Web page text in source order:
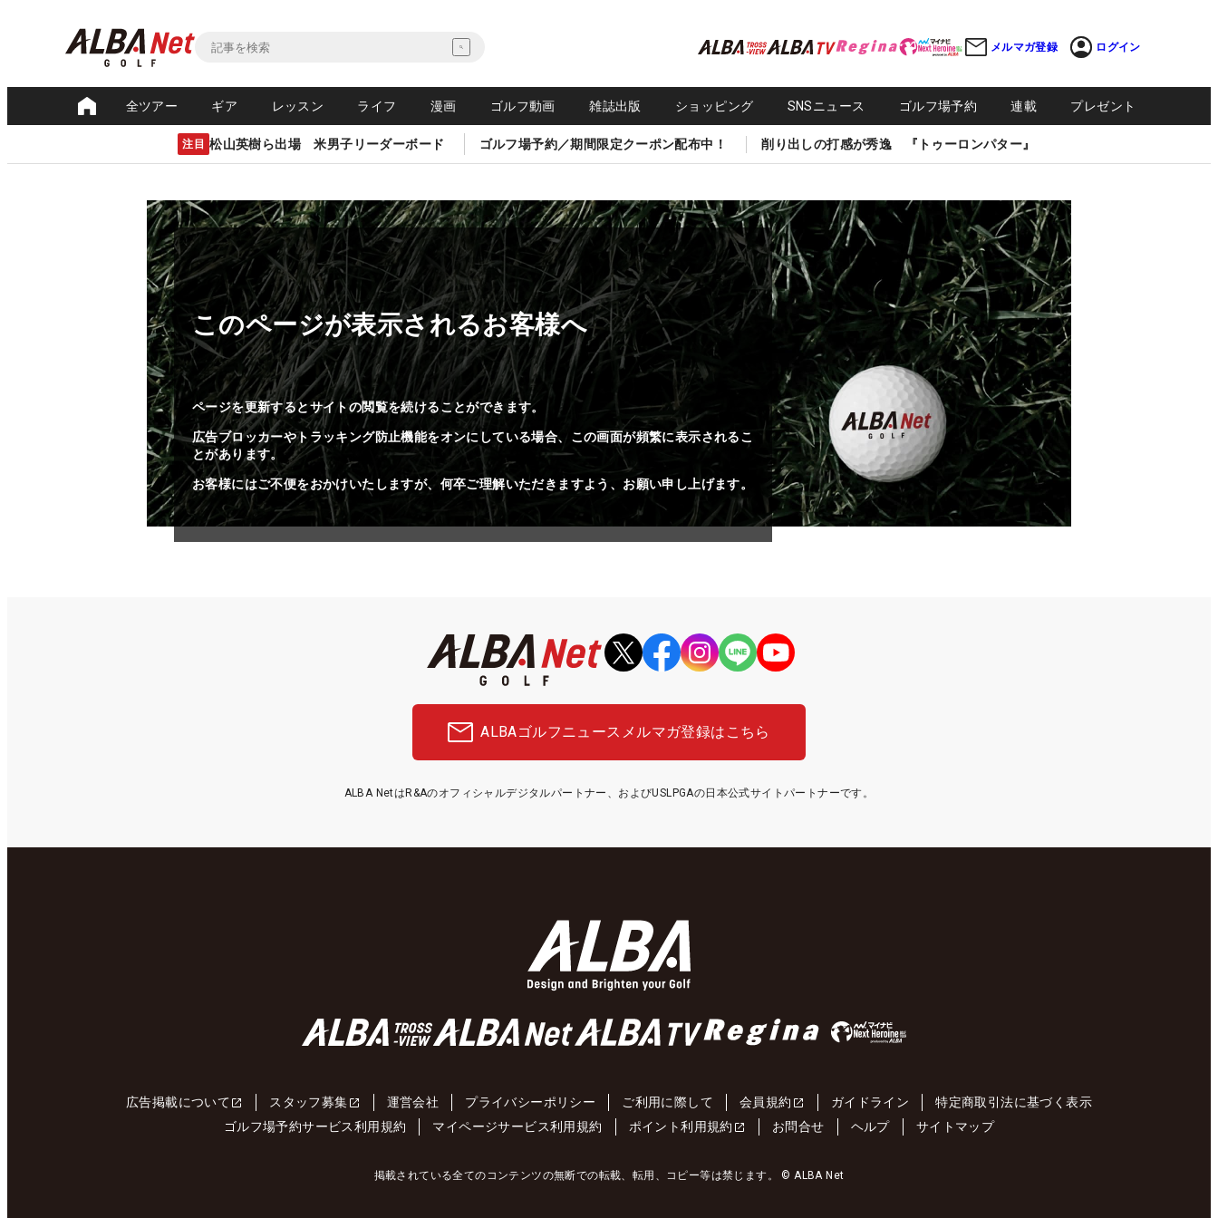
メルマガ登録 ログイン
全ツアー ギア レッスン ライフ 漫画 ゴルフ動画 雑誌出版 ショッピング SNSニュース ゴルフ場予約 連載 プレゼント
注目 松山英樹ら出場 米男子リーダーボード ゴルフ場予約／期間限定クーポン配布中！ 削り出しの打感が秀逸 『トゥーロンパター』
このページが表示されるお客様へ
ページを更新するとサイトの閲覧を続けることができます。
広告ブロッカーやトラッキング防止機能をオンにしている場合、この画面が頻繁に表示されるこ
とがあります。
お客様にはご不便をおかけいたしますが、何卒ご理解いただきますよう、お願い申し上げます。
ALBAゴルフニュース メルマガ登録はこちら
ALBA NetはR&Aのオフィシャルデジタルパートナー、およびUSLPGAの日本公式サイトパートナーです。
広告掲載について スタッフ募集 運営会社 プライバシーポリシー ご利用に際して 会員規約 ガイドライン
特定商取引法に基づく表示
ゴルフ場予約サービス利用規約
マイページサービス利用規約 ポイント利用規約 お問合せ ヘルプ サイトマップ
掲載されている全てのコンテンツの無断での転載、転用、コピー等は禁じます。 © ALBA Net